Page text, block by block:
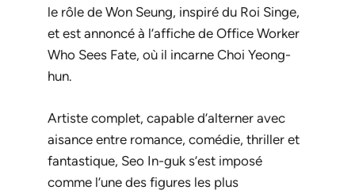
le rôle de Won Seung, inspiré du Roi Singe,
et est annoncé à l’affiche de Office Worker
Who Sees Fate, où il incarne Choi Yeong-
hun.
Artiste complet, capable d’alterner avec
aisance entre romance, comédie, thriller et
fantastique, Seo In-guk s’est imposé
comme l’une des figures les plus